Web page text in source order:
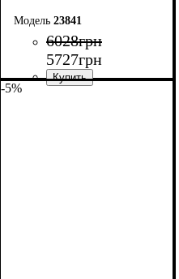
23841
6028грн
5727грн
-5%